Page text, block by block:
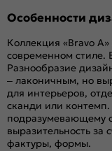
Особенности
Коллекция «Bravo
современном стиле.
Разнообразие
– лаконичным, но
для интерьеров,
сканди или
подразумевающему
выразительность за
фактуры, формы.